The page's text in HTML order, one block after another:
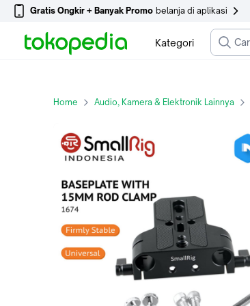
Gratis Ongkir + Banyak Promo belanja di aplikasi
Kategori
Home Audio, Kamera & Elektronik Lainnya